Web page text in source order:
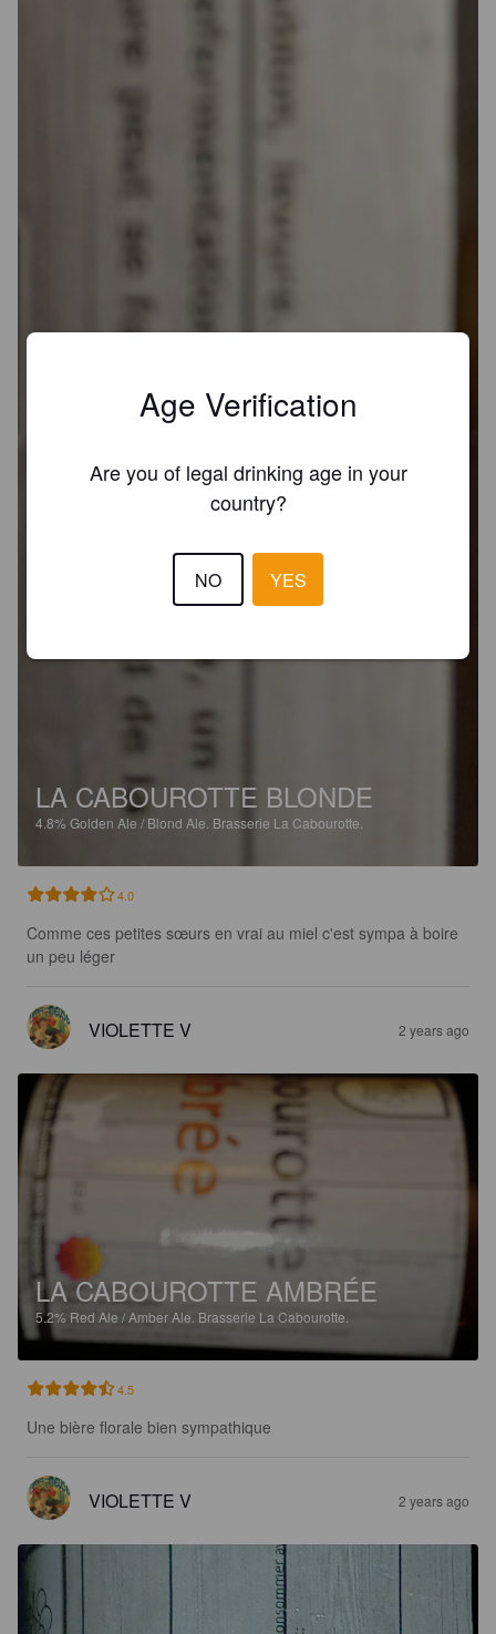
LA CABOUROTTE BLONDE
4.8% Golden Ale / Blond Ale. Brasserie La Cabourotte.
4.0
Comme ces petites sœurs en vrai au miel c'est sympa à boire
un peu léger
VIOLETTE V 2 years ago
LA CABOUROTTE AMBRÉE
5.2% Red Ale / Amber Ale. Brasserie La Cabourotte.
4.5
Une bière florale bien sympathique
VIOLETTE V 2 years ago
Age Verification
Are you of legal drinking age in your
country?
NO YES